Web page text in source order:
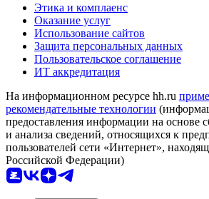
Этика и комплаенс
Оказание услуг
Использование сайтов
Защита персональных данных
Пользовательское соглашение
ИТ аккредитация
На информационном ресурсе hh.ru
рекомендательные технологии
предоставления информации на основе
и анализа сведений, относящихся к
пользователей сети «Интернет»,
Российской Федерации)